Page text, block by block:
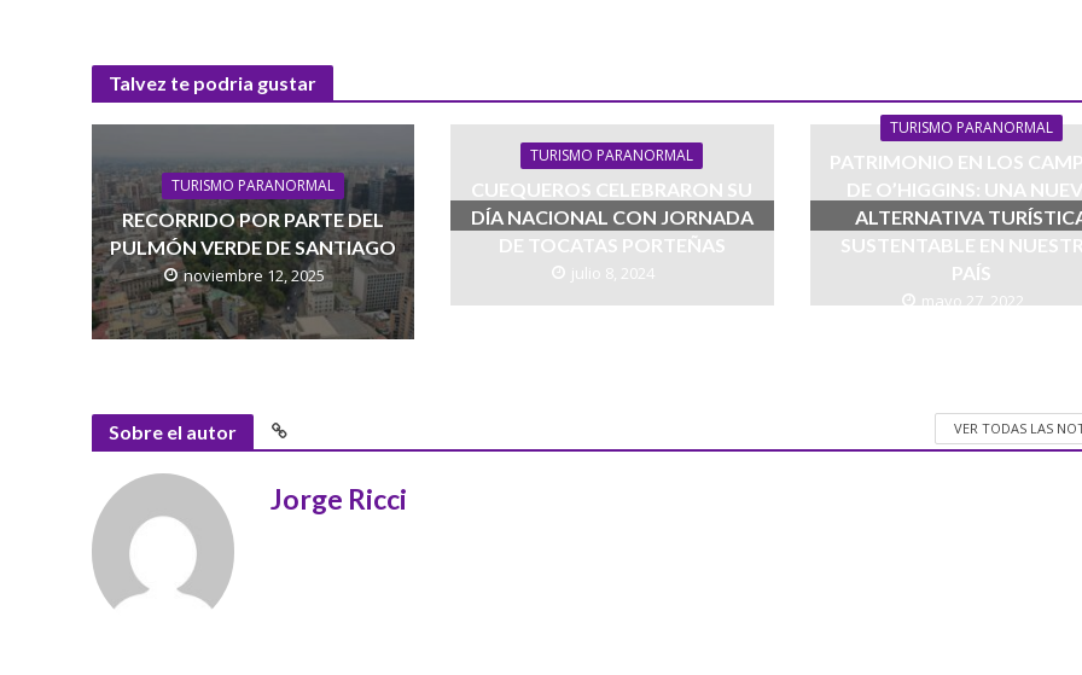
Talvez te podria gustar
TURISMO PARANORMAL
RECORRIDO POR PARTE DEL
PULMÓN VERDE DE SANTIAGO
noviembre 12, 2025
TURISMO PARANORMAL
CUEQUEROS CELEBRARON SU
DÍA NACIONAL CON JORNADA
DE TOCATAS PORTEÑAS
julio 8, 2024
TURISMO PARANORMAL
PATRIMONIO EN LOS
DE O’HIGGINS: UNA
ALTERNATIVA
SUSTENTABLE EN
PAÍS
mayo 27, 2022
Sobre el autor VER TODAS LAS
Jorge Ricci